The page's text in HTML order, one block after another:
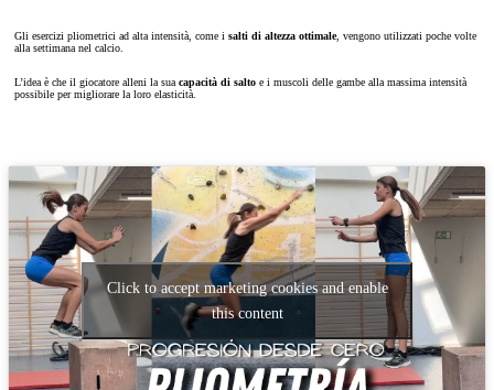
Gli esercizi pliometrici ad alta intensità, come i salti di altezza ottimale, vengono utilizzati poche volte
alla settimana nel calcio.
L’idea è che il giocatore alleni la sua capacità di salto e i muscoli delle gambe alla massima intensità
possibile per migliorare la loro elasticità.
Click to accept marketing cookies and enable
this content